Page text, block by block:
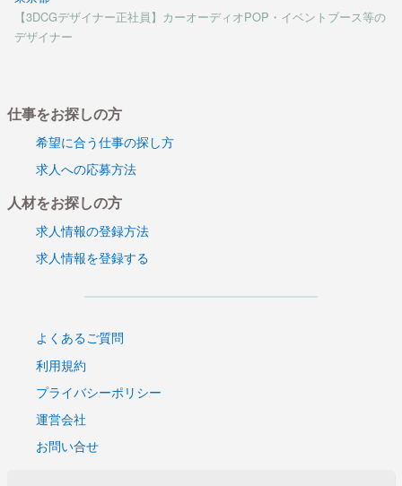
【3DCGデザイナー正社員】カーオーディオPOP・イベントブース等の
デザイナー
仕事をお探しの方
希望に合う仕事の探し方
求人への応募方法
人材をお探しの方
求人情報の登録方法
求人情報を登録する
よくあるご質問
利用規約
プライバシーポリシー
運営会社
お問い合せ